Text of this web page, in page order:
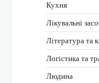
Кухня
Лікувальні
Література та
Логістика та
Людина